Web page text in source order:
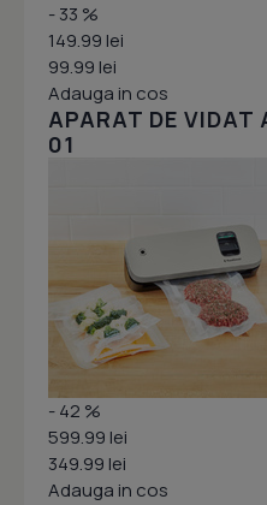
- 33 %
149.99 lei
99.99 lei
Adauga in cos
APARAT DE VIDAT
01
- 42 %
599.99 lei
349.99 lei
Adauga in cos